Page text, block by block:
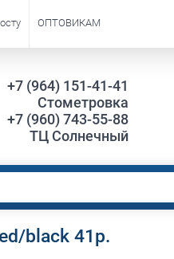
ОПТОВИКАМ
+7 (964) 151-41-41
Стометровка
+7 (960) 743-55-88
ТЦ Солнечный
black 41р.